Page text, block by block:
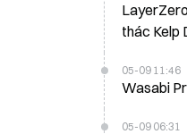
thác Kelp
05-09 11:46
Wasabi
05-09 06:31